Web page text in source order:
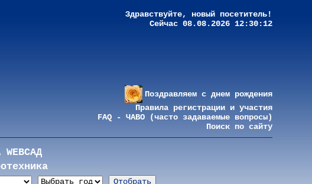
Здравствуйте, новый посетитель!
Сейчас 08.08.2026 12:30:12
Поздравляем с днем рождения
Правила регистрации и участия
FAQ - ЧАВО (часто задаваемые вопросы)
Поиск по сайту